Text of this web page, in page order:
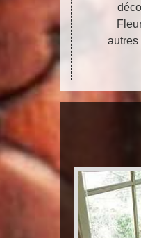
bellerive
autres